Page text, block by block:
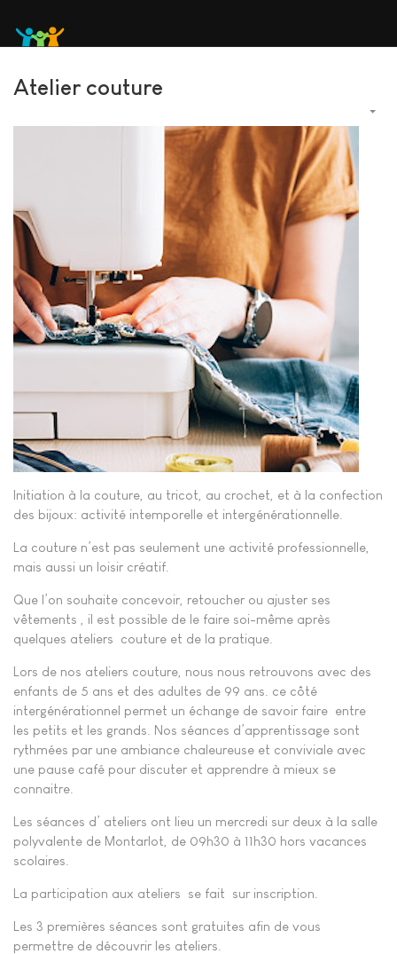
Atelier couture
Initiation à la couture, au tricot, au crochet, et à la confection
des bijoux: activité intemporelle et intergénérationnelle.
La couture n’est pas seulement une activité professionnelle,
mais aussi un loisir créatif.
Que l’on souhaite concevoir, retoucher ou ajuster ses
vêtements , il est possible de le faire soi-même après
quelques ateliers couture et de la pratique.
Lors de nos ateliers couture, nous nous retrouvons avec des
enfants de 5 ans et des adultes de 99 ans. ce côté
intergénérationnel permet un échange de savoir faire entre
les petits et les grands. Nos séances d’apprentissage sont
rythmées par une ambiance chaleureuse et conviviale avec
une pause café pour discuter et apprendre à mieux se
connaitre.
Les séances d’ ateliers ont lieu un mercredi sur deux à la salle
polyvalente de Montarlot, de 09h30 à 11h30 hors vacances
scolaires.
La participation aux ateliers se fait sur inscription.
Les 3 premières séances sont gratuites afin de vous
permettre de découvrir les ateliers.